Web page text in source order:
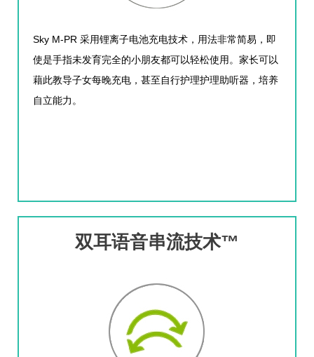
Sky M-PR 采用锂离子电池充电技术，用法非常简易，即
使是手指未发育完全的小朋友都可以轻松使用。家长可以
藉此教导子女每晚充电，甚至自行护理护理助听器，培养
自立能力。
双耳语音串流技术™